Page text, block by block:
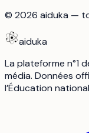
© 2026 aiduka —
aiduka
La plateforme n°1
média. Données
l’Éducation